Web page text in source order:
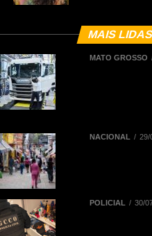
MAIS
MATO GROSSO
NACIONAL 29/
POLICIAL 30/